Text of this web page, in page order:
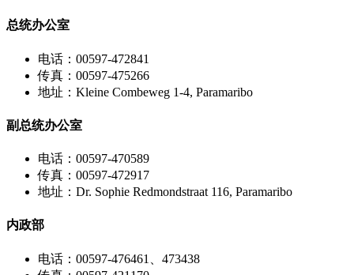
总统办公室
电话：00597-472841
传真：00597-475266
地址：Kleine Combeweg 1-4, Paramaribo
副总统办公室
电话：00597-470589
传真：00597-472917
地址：Dr. Sophie Redmondstraat 116, Paramaribo
内政部
电话：00597-476461、473438